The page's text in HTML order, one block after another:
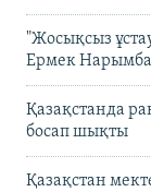
"Жосықсыз
Ермек
Қазақстанда
босап шықты
Қазақстан